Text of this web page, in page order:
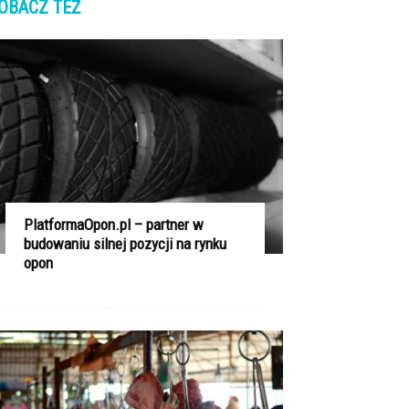
TEŻ
PlatformaOpon.pl – partner w
budowaniu silnej pozycji na rynku
opon